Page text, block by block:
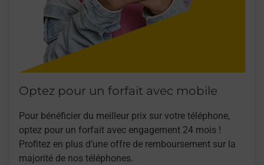
Optez pour un forfait avec mobile
Pour bénéficier du meilleur prix sur votre téléphone,
optez pour un forfait avec engagement 24 mois !
Profitez en plus d’une offre de remboursement sur la
majorité de nos téléphones.